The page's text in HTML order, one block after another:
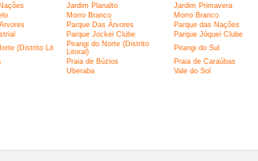
Jardim Planalto Jardim Primavera
Morro Branco Morro Branco
Parque Das Árvores Parque das Nações
Parque Jockei Clube Parque Jóquei Clube
(Distrito Lit
Pirangi do Norte (Distrito
Litoral)
Pirangi do Sul
Praia de Búzios Praia de Caraúbas
Uberaba Vale do Sol